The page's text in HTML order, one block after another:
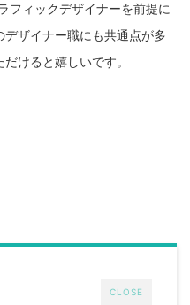
フィックデザイナーを前提に
ザイナー職にも共通点が多
けると嬉しいです。
CLOSE